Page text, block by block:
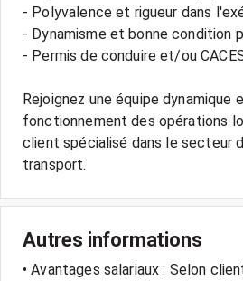
- Polyvalence et rigueur dans
- Dynamisme et bonne condition
- Permis de conduire et/ou
Rejoignez une équipe dynamique
fonctionnement des opérations
client spécialisé dans le secteur
Autres informations
• Avantages salariaux : Selon